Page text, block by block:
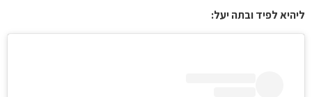
ליהיא לפיד ובתה יעל: